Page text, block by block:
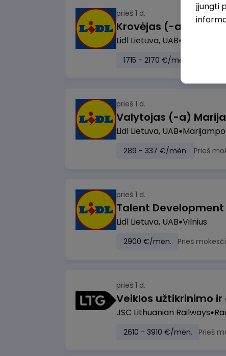
prieš 1 d.
Lidl Lietuva, UAB
1715 - 2170 €/mėn. Prieš
prieš 1 d.
Lidl Lietuva, UAB
289 - 337 €/mėn. Prieš
prieš 1 d.
Lidl Lietuva, UAB Vilnius
2900 €/mėn. Prieš
prieš 1 d.
JSC Lithuanian Railways
2610 - 3910 €/mėn. Prieš
įjungti